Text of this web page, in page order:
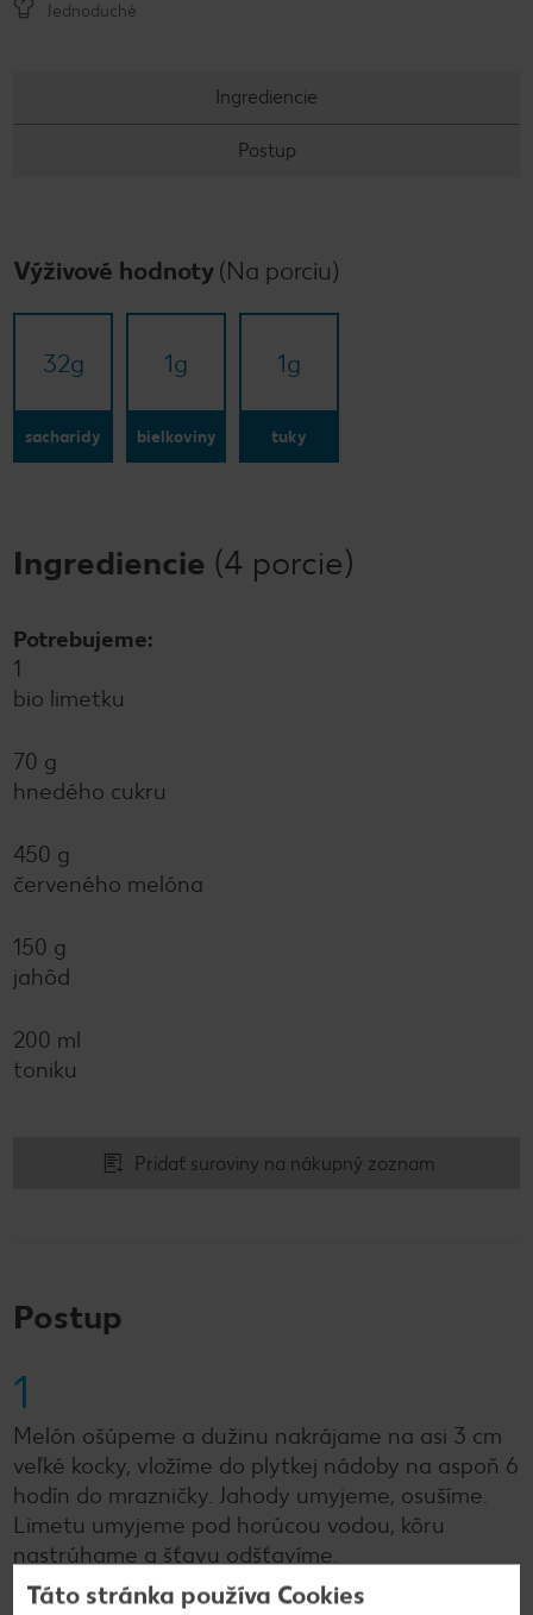
Jednoduché
Ingrediencie
Postup
Výživové hodnoty (Na porciu)
32g
sacharidy
1g
bielkoviny
1g
tuky
Ingrediencie (4 porcie)
Potrebujeme:
1
bio limetku
70 g
hnedého cukru
450 g
červeného melóna
150 g
jahôd
200 ml
toniku
Pridať suroviny na nákupný zoznam
Postup
1
Melón ošúpeme a dužinu nakrájame na asi 3 cm
veľké kocky, vložíme do plytkej nádoby na aspoň 6
hodín do mrazničky. Jahody umyjeme, osušíme.
Limetu umyjeme pod horúcou vodou, kôru
nastrúhame a šťavu odšťavíme.
Táto stránka používa Cookies